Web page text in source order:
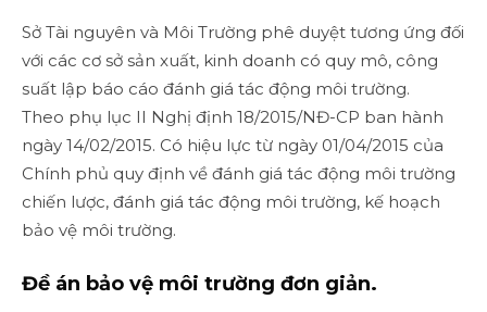
Sở Tài nguyên và Môi Trường phê duyệt tương ứng đối
với các cơ sở sản xuất, kinh doanh có quy mô, công
suất lập báo cáo đánh giá tác động môi trường.
Theo phụ lục II Nghị định 18/2015/NĐ-CP ban hành
ngày 14/02/2015. Có hiệu lực từ ngày 01/04/2015 của
Chính phủ quy định về đánh giá tác động môi trường
chiến lược, đánh giá tác động môi trường, kế hoạch
bảo vệ môi trường.
Đề án bảo vệ môi trường đơn giản.